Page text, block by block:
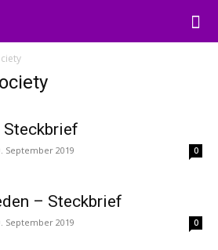
Steckbrief
September 2019 0
– Steckbrief
September 2019 0